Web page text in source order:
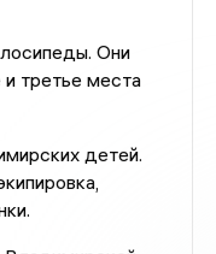
Они
третье места
детей.